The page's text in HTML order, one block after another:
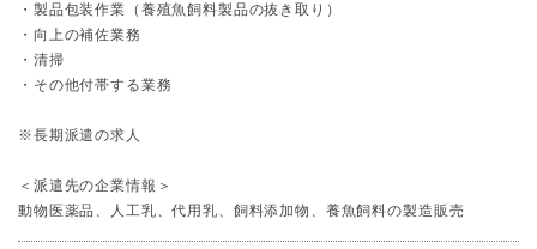
・製品包装作業（養殖魚飼料製品の抜き取り）
・向上の補佐業務
・清掃
・その他付帯する業務
※長期派遣の求人
＜派遣先の企業情報＞
動物医薬品、人工乳、代用乳、飼料添加物、養魚飼料の製造販売